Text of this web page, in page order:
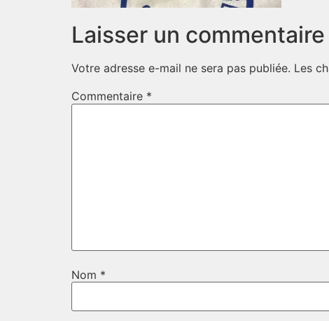
Laisser un commentaire
Votre adresse e-mail ne sera pas publiée. Les
Commentaire *
Nom *